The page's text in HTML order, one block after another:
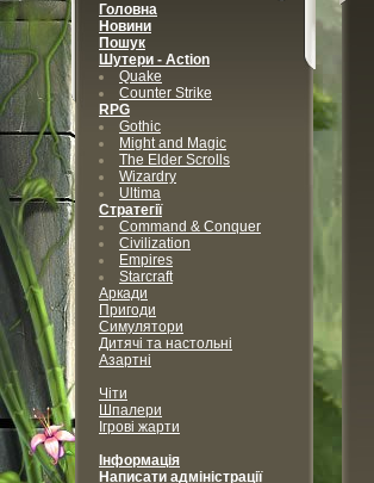
Головна
Новини
Пошук
Шутери - Action
Quake
Counter Strike
RPG
Gothic
Might and Magic
The Elder Scrolls
Wizardry
Ultima
Стратегії
Command & Conquer
Civilization
Empires
Starcraft
Аркади
Пригоди
Симулятори
Дитячі та настольні
Азартні
Чіти
Шпалери
Ігрові жарти
Інформація
Написати адміністрації